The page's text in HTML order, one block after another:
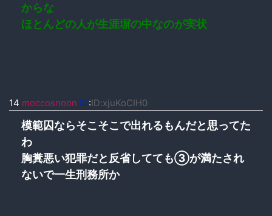
からな
ほとんどの人が生涯塀の中なのが実状
14 moccosnoon ID:ID:xjuKoCIH0
模範囚ならそこそこで出れるもんだと思ってた
わ
胸糞悪い犯罪だと反省してても③が満たされ
ないで一生刑務所か